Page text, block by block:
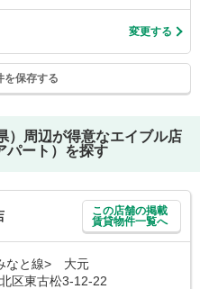
変更する
を保存する
周辺が得意なエイブル店
パート）を探す
この店舗の掲載
賃貸物件一覧へ
なと線> 大元
区東古松3-12-22